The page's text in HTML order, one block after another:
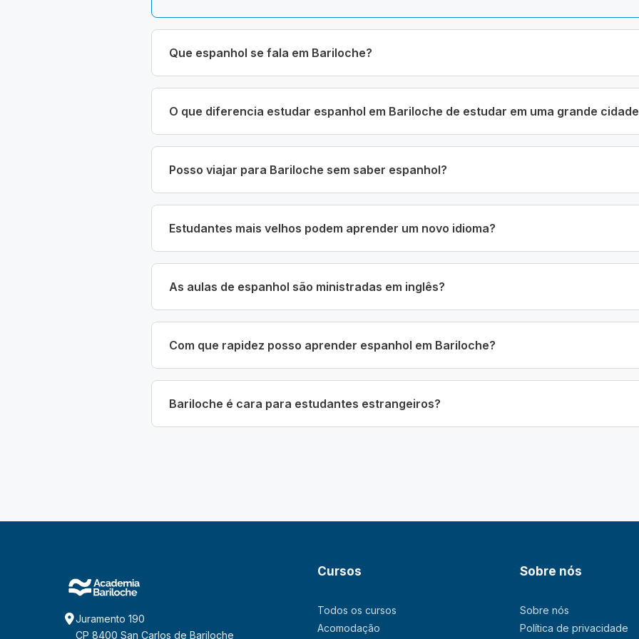
Que espanhol se fala em Bariloche?
O que diferencia estudar espanhol em Bariloche de estudar em uma grande
Posso viajar para Bariloche sem saber espanhol?
Estudantes mais velhos podem aprender um novo idioma?
As aulas de espanhol são ministradas em inglês?
Com que rapidez posso aprender espanhol em Bariloche?
Bariloche é cara para estudantes estrangeiros?
Juramento 190
CP 8400 San Carlos de Bariloche
Cursos
Todos os cursos
Acomodação
Sobre nós
Sobre nós
Política de privacidade